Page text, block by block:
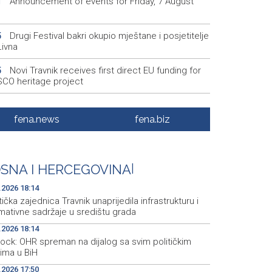
Drugi Festival bakri okupio mještane i posjetitelje
Novi Travnik receives first direct EU funding for
heritage project
Crishock: OHR maintains an open dialogue with
stakeholders in BiH
Španska krajnja ljevica i desnica ujedinjene protiv
kao suorganizatora SP 2030.
fena.news fena.biz
I HERCEGOVINA
18:14
zajednica Travnik unaprijedila infrastrukturu i
sadržaje u središtu grada
18:14
OHR spreman na dijalog sa svim političkim
u BiH
17:50